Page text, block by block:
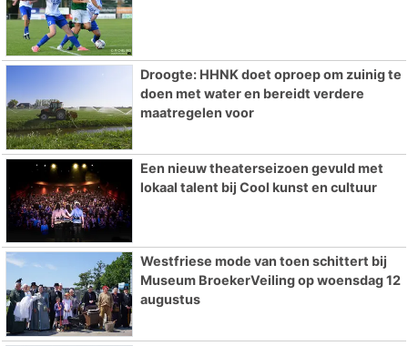
Droogte: HHNK doet oproep om zuinig te
doen met water en bereidt verdere
maatregelen voor
Een nieuw theaterseizoen gevuld met
lokaal talent bij Cool kunst en cultuur
Westfriese mode van toen schittert bij
Museum BroekerVeiling op woensdag 12
augustus